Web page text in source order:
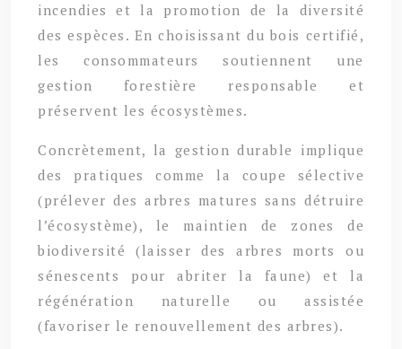
incendies et la promotion de la diversité
des espèces. En choisissant du bois certifié,
les consommateurs soutiennent une
gestion forestière responsable et
préservent les écosystèmes.
Concrètement, la gestion durable implique
des pratiques comme la coupe sélective
(prélever des arbres matures sans détruire
l’écosystème), le maintien de zones de
biodiversité (laisser des arbres morts ou
sénescents pour abriter la faune) et la
régénération naturelle ou assistée
(favoriser le renouvellement des arbres).